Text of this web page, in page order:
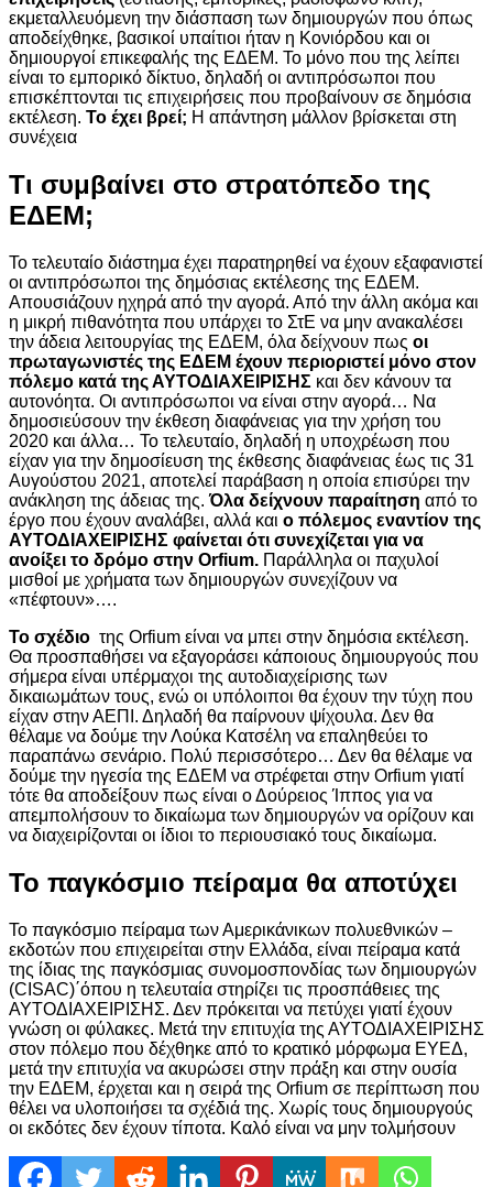
εκμεταλλευόμενη την διάσπαση των δημιουργών που όπως
αποδείχθηκε, βασικοί υπαίτιοι ήταν η Κονιόρδου και οι
δημιουργοί επικεφαλής της ΕΔΕΜ. Το μόνο που της λείπει
είναι το εμπορικό δίκτυο, δηλαδή οι αντιπρόσωποι που
επισκέπτονται τις επιχειρήσεις που προβαίνουν σε δημόσια
εκτέλεση. Το έχει βρεί; Η απάντηση μάλλον βρίσκεται στη
συνέχεια
Τι συμβαίνει στο στρατόπεδο της
ΕΔΕΜ;
Το τελευταίο διάστημα έχει παρατηρηθεί να έχουν εξαφανιστεί
οι αντιπρόσωποι της δημόσιας εκτέλεσης της ΕΔΕΜ.
Απουσιάζουν ηχηρά από την αγορά. Από την άλλη ακόμα και
η μικρή πιθανότητα που υπάρχει το ΣτΕ να μην ανακαλέσει
την άδεια λειτουργίας της ΕΔΕΜ, όλα δείχνουν πως οι
πρωταγωνιστές της ΕΔΕΜ έχουν περιοριστεί μόνο στον
πόλεμο κατά της ΑΥΤΟΔΙΑΧΕΙΡΙΣΗΣ και δεν κάνουν τα
αυτονόητα. Οι αντιπρόσωποι να είναι στην αγορά… Να
δημοσιεύσουν την έκθεση διαφάνειας για την χρήση του
2020 και άλλα… Το τελευταίο, δηλαδή η υποχρέωση που
είχαν για την δημοσίευση της έκθεσης διαφάνειας έως τις 31
Αυγούστου 2021, αποτελεί παράβαση η οποία επισύρει την
ανάκληση της άδειας της.Όλα δείχνουν παραίτηση από το
έργο που έχουν αναλάβει, αλλά και ο πόλεμος εναντίον της
ΑΥΤΟΔΙΑΧΕΙΡΙΣΗΣ φαίνεται ότι συνεχίζεται για να
ανοίξει το δρόμο στην Orfium. Παράλληλα οι παχυλοί
μισθοί με χρήματα των δημιουργών συνεχίζουν να
«πέφτουν»….
Το σχέδιο της Orfium είναι να μπει στην δημόσια εκτέλεση.
Θα προσπαθήσει να εξαγοράσει κάποιους δημιουργούς που
σήμερα είναι υπέρμαχοι της αυτοδιαχείρισης των
δικαιωμάτων τους, ενώ οι υπόλοιποι θα έχουν την τύχη που
είχαν στην ΑΕΠΙ. Δηλαδή θα παίρνουν ψίχουλα. Δεν θα
θέλαμε να δούμε την Λούκα Κατσέλη να επαληθεύει το
παραπάνω σενάριο. Πολύ περισσότερο… Δεν θα θέλαμε να
δούμε την ηγεσία της ΕΔΕΜ να στρέφεται στην Orfium γιατί
τότε θα αποδείξουν πως είναι ο Δούρειος Ίππος για να
απεμπολήσουν το δικαίωμα των δημιουργών να ορίζουν και
να διαχειρίζονται οι ίδιοι το περιουσιακό τους δικαίωμα.
Το παγκόσμιο πείραμα θα αποτύχει
Το παγκόσμιο πείραμα των Αμερικάνικων πολυεθνικών –
εκδοτών που επιχειρείται στην Ελλάδα, είναι πείραμα κατά
της ίδιας της παγκόσμιας συνομοσπονδίας των δημιουργών
(CISAC)΄όπου η τελευταία στηρίζει τις προσπάθειες της
ΑΥΤΟΔΙΑΧΕΙΡΙΣΗΣ. Δεν πρόκειται να πετύχει γιατί έχουν
γνώση οι φύλακες. Μετά την επιτυχία της ΑΥΤΟΔΙΑΧΕΙΡΙΣΗΣ
στον πόλεμο που δέχθηκε από το κρατικό μόρφωμα ΕΥΕΔ,
μετά την επιτυχία να ακυρώσει στην πράξη και στην ουσία
την ΕΔΕΜ, έρχεται και η σειρά της Orfium σε περίπτωση που
θέλει να υλοποιήσει τα σχέδιά της. Χωρίς τους δημιουργούς
οι εκδότες δεν έχουν τίποτα. Καλό είναι να μην τολμήσουν